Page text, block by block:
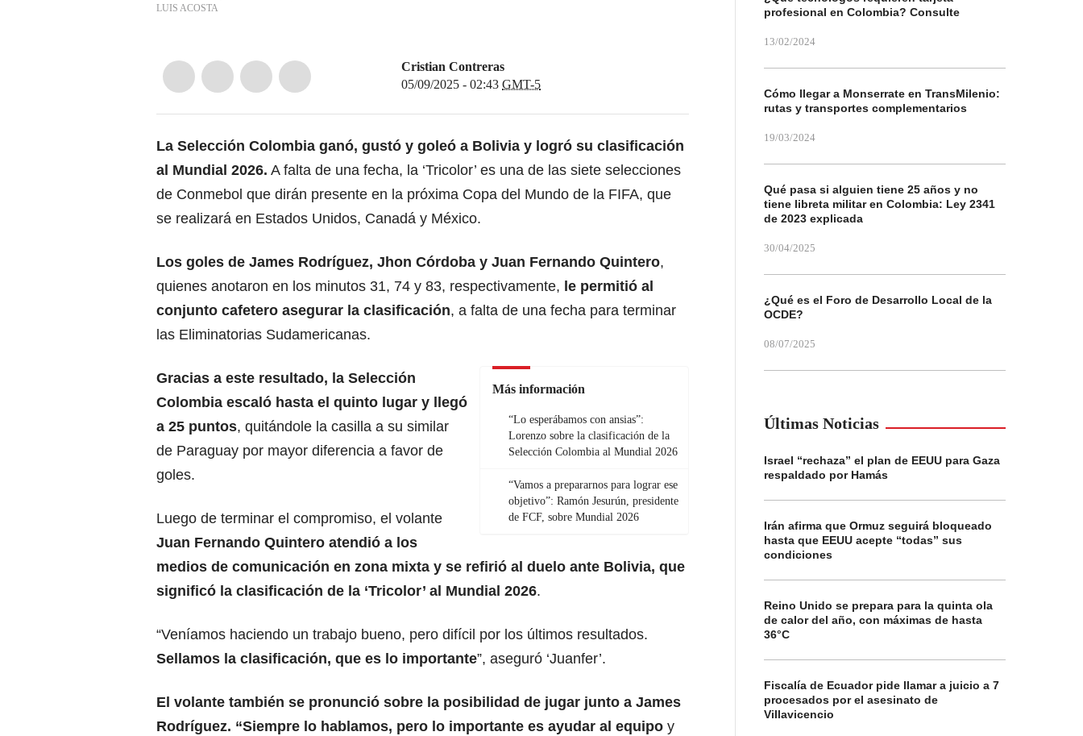
LUIS ACOSTA
Cristian Contreras
05/09/2025 - 02:43 GMT-5
La Selección Colombia ganó, gustó y goleó a Bolivia y logró su clasificación
al Mundial 2026. A falta de una fecha, la ‘Tricolor’ es una de las siete selecciones
de Conmebol que dirán presente en la próxima Copa del Mundo de la FIFA, que
se realizará en Estados Unidos, Canadá y México.
Los goles de James Rodríguez, Jhon Córdoba y Juan Fernando Quintero,
quienes anotaron en los minutos 31, 74 y 83, respectivamente, le permitió al
conjunto cafetero asegurar la clasificación, a falta de una fecha para terminar
las Eliminatorias Sudamericanas.
Más información
“Lo esperábamos con ansias”:
Lorenzo sobre la clasificación de la
Selección Colombia al Mundial 2026
“Vamos a prepararnos para lograr ese
objetivo”: Ramón Jesurún, presidente
de FCF, sobre Mundial 2026
Gracias a este resultado, la Selección
Colombia escaló hasta el quinto lugar y llegó
a 25 puntos, quitándole la casilla a su similar
de Paraguay por mayor diferencia a favor de
goles.
Luego de terminar el compromiso, el volante
Juan Fernando Quintero atendió a los
medios de comunicación en zona mixta y se refirió al duelo ante Bolivia, que
significó la clasificación de la ‘Tricolor’ al Mundial 2026.
“Veníamos haciendo un trabajo bueno, pero difícil por los últimos resultados.
Sellamos la clasificación, que es lo importante”, aseguró ‘Juanfer’.
El volante también se pronunció sobre la posibilidad de jugar junto a James
Rodríguez. “Siempre lo hablamos, pero lo importante es ayudar al equipo y
profesional en Colombia? Consulte
13/02/2024
Cómo llegar a Monserrate en TransMilenio:
rutas y transportes complementarios
19/03/2024
Qué pasa si alguien tiene 25 años y no
tiene libreta militar en Colombia: Ley 2341
de 2023 explicada
30/04/2025
¿Qué es el Foro de Desarrollo Local de la
OCDE?
08/07/2025
Últimas Noticias
Israel “rechaza” el plan de EEUU para Gaza
respaldado por Hamás
Irán afirma que Ormuz seguirá bloqueado
hasta que EEUU acepte “todas” sus
condiciones
Reino Unido se prepara para la quinta ola
de calor del año, con máximas de hasta
36°C
Fiscalía de Ecuador pide llamar a juicio a 7
procesados por el asesinato de
Villavicencio